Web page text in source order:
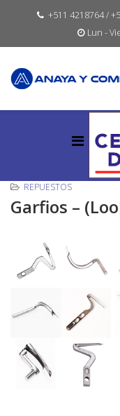
+511 4218764 /
Lun -
REPUESTOS
Garfios –